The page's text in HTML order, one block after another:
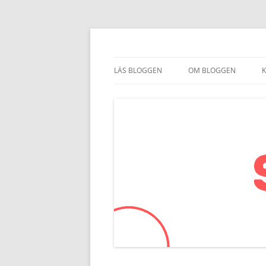
LÄS BLOGGEN OM BLOGGEN